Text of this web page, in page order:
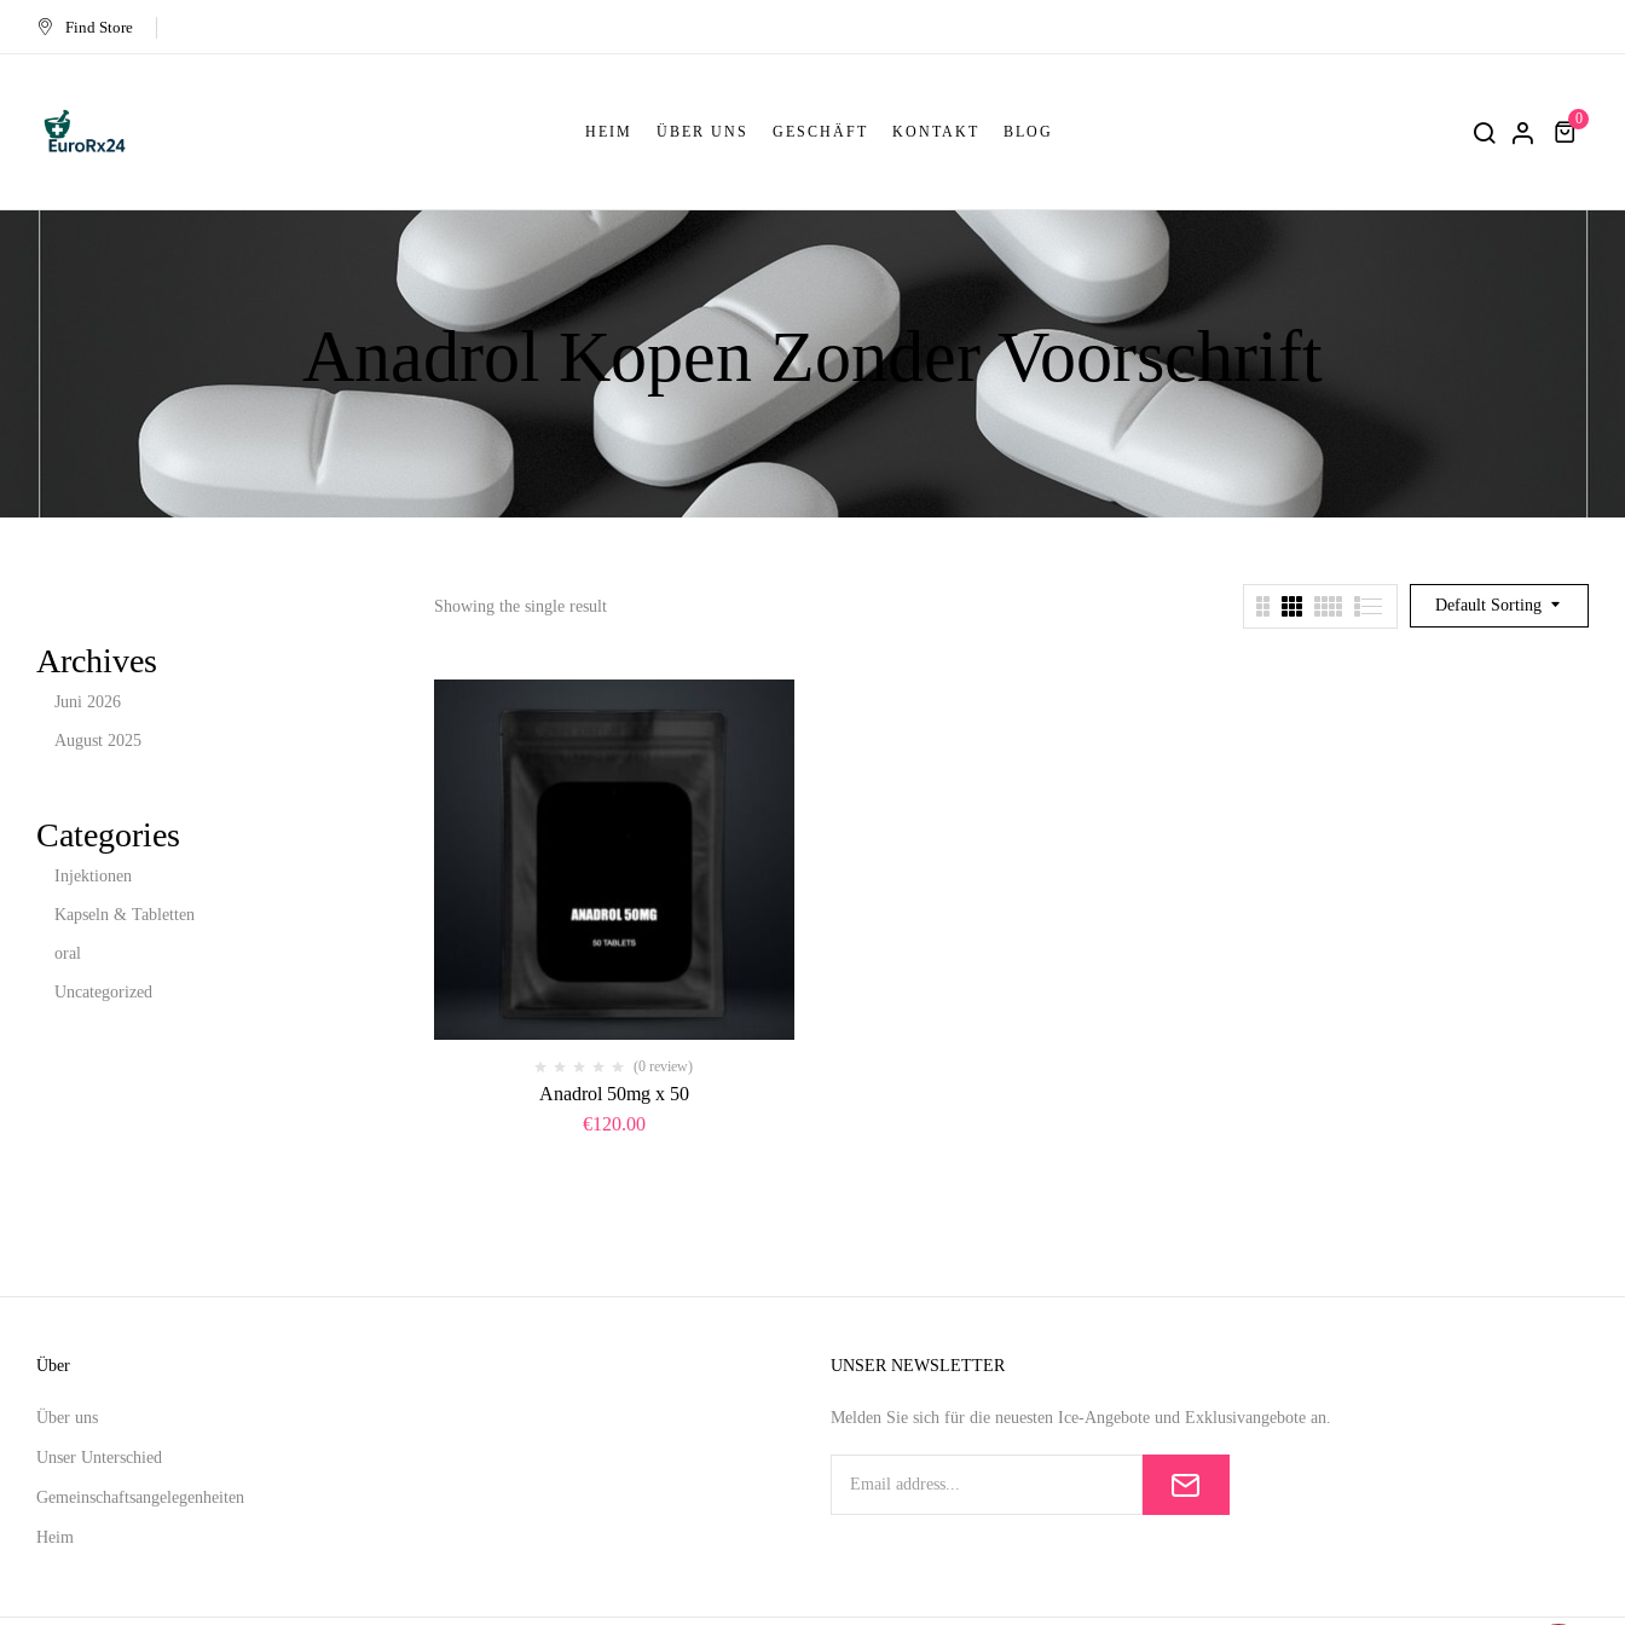
Find Store
HEIM ÜBER UNS GESCHÄFT KONTAKT BLOG
0
Anadrol Kopen Zonder Voorschrift
Archives
Juni 2026
August 2025
Categories
Injektionen
Kapseln & Tabletten
oral
Uncategorized
Default Sorting
Showing the single result
(0 review)
Anadrol 50mg x 50
€120.00
Über
Über uns
Unser Unterschied
Gemeinschaftsangelegenheiten
Heim
UNSER NEWSLETTER
Melden Sie sich für die neuesten Ice-Angebote und Exklusivangebote an.